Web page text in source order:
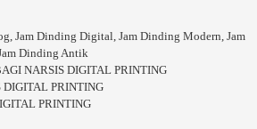
Jam Dinding Digital, Jam Dinding Modern, Jam
Dinding Antik
NARSIS DIGITAL PRINTING
PRINTING
PRINTING